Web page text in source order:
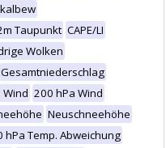
Taupunkt CAPE/LI
Wolken
Gesamtniederschlag
Wind 200 hPa Wind
Neuschneehöhe
hPa Temp. Abweichung